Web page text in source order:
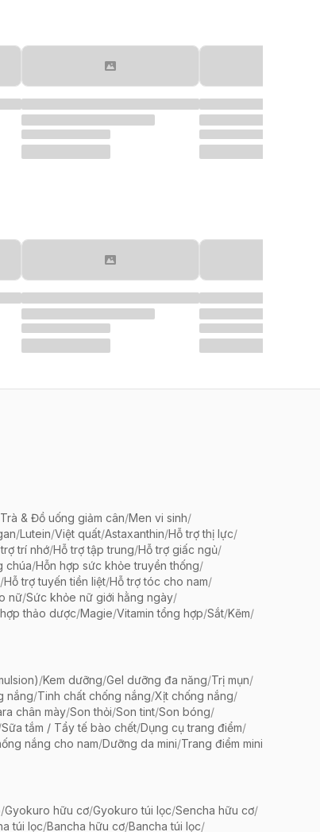
Trà & Đồ uống giảm cân/Men vi sinh/
/Lutein/Việt quất/Astaxanthin/Hỗ trợ thị lực/
trí nhớ/Hỗ trợ tập trung/Hỗ trợ giấc ngủ/
chúa/Hỗn hợp sức khỏe truyền thống/
/Hỗ trợ tuyến tiền liệt/Hỗ trợ tóc cho nam/
nữ/Sức khỏe nữ giới hằng ngày/
thảo dược/Magie/Vitamin tổng hợp/Sắt/Kẽm/
/Kem dưỡng/Gel dưỡng đa năng/Trị mụn/
nắng/Tinh chất chống nắng/Xịt chống nắng/
chân mày/Son thỏi/Son tint/Son bóng/
Sữa tắm / Tẩy tế bào chết/Dụng cụ trang điểm/
nắng cho nam/Dưỡng da mini/Trang điểm mini
/Gyokuro hữu cơ/Gyokuro túi lọc/Sencha hữu cơ/
túi lọc/Bancha hữu cơ/Bancha túi lọc/